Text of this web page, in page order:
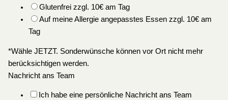
Glutenfrei zzgl. 10€ am Tag
Auf meine Allergie angepasstes Essen zzgl. 10€ am
Tag
*Wähle JETZT. Sonderwünsche können vor Ort nicht mehr
berücksichtigen werden.
Nachricht ans Team
Ich habe eine persönliche Nachricht ans Team